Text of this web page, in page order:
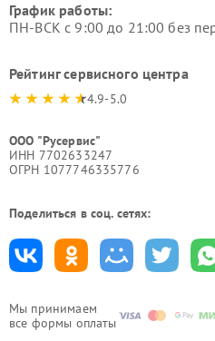
Мы принимаем
все формы оплаты
График работы:
ПН-ВСК с 9:00 до 21:00 без
Рейтинг сервисного центра
4.9-5.0
ООО "Русервис"
ИНН 7702633247
ОГРН 1077746335776
Поделиться в соц. сетях: